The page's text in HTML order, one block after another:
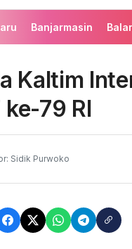
Banjarmasin
Kaltim
ke-79 RI
Sidik Purwoko